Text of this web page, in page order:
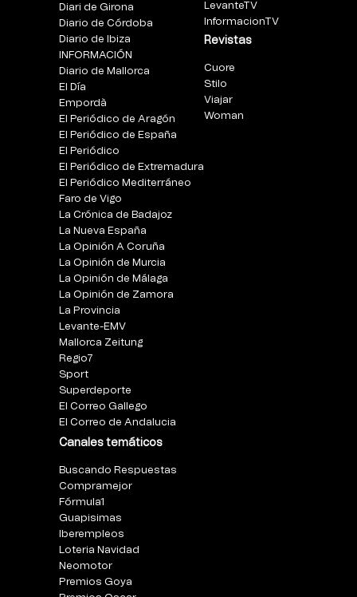
Diari de Girona
Diario de Córdoba
Diario de Ibiza
INFORMACIÓN
Diario de Mallorca
El Día
Empordà
El Periódico de Aragón
El Periódico de España
El Periódico
El Periódico de Extremadura
El Periódico Mediterráneo
Faro de Vigo
La Crónica de Badajoz
La Nueva España
La Opinión A Coruña
La Opinión de Murcia
La Opinión de Málaga
La Opinión de Zamora
La Provincia
Levante-EMV
Mallorca Zeitung
Regio7
Sport
Superdeporte
El Correo Gallego
El Correo de Andalucia
Canales temáticos
Buscando Respuestas
Compramejor
Fórmula1
Guapisimas
Iberempleos
Loteria Navidad
Neomotor
Premios Goya
LevanteTV
InformacionTV
Revistas
Cuore
Stilo
Viajar
Woman